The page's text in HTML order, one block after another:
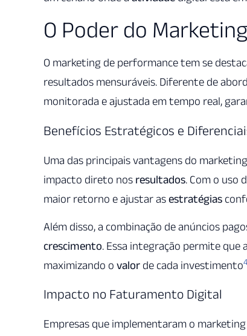
O Poder do
O marketing de performance tem se
resultados mensuráveis. Diferente de
monitorada e ajustada em tempo real,
Benefícios Estratégicos e
Uma das principais vantagens do
impacto direto nos resultados. Com o uso
maior retorno e ajustar asestratégias
Além disso, a combinação de anúncios
crescimento. Essa integração permite que
maximizando o valor de cada investimento4
Impacto no Faturamento Digital
Empresas que implementaram o